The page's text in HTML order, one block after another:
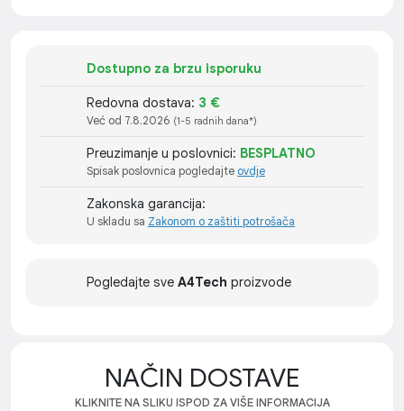
Dostupno za brzu isporuku
Redovna dostava: 3 €
Već od 7.8.2026 (1-5 radnih dana*)
Preuzimanje u poslovnici: BESPLATNO
Spisak poslovnica pogledajte ovdje
Zakonska garancija:
U skladu sa Zakonom o zaštiti potrošača
Pogledajte sve A4Tech proizvode
NAČIN DOSTAVE
KLIKNITE NA SLIKU ISPOD ZA VIŠE INFORMACIJA